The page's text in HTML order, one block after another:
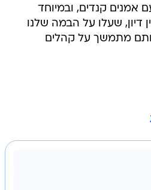
אמנים קנדים, ובמיוחד
1988, סלין דיון, שעלו על הבמה שלנו
מתמשך על קהלים